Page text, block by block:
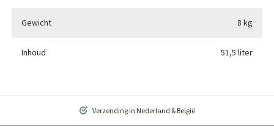
Gewicht 8 kg
Inhoud 51,5 liter
Verzending in Nederland & België